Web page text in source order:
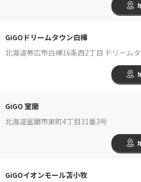
GiGOドリームタウン白樺
北海道帯広市白樺16条西2丁目 ドリーム
GiGO 室蘭
北海道室蘭市東町4丁目31番3号
GiGOイオンモール苫小牧